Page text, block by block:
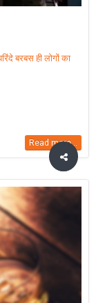
बरबस ही लोगों का
Read more...